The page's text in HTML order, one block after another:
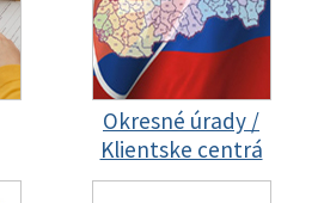
Okresné úrady /
Klientske centrá